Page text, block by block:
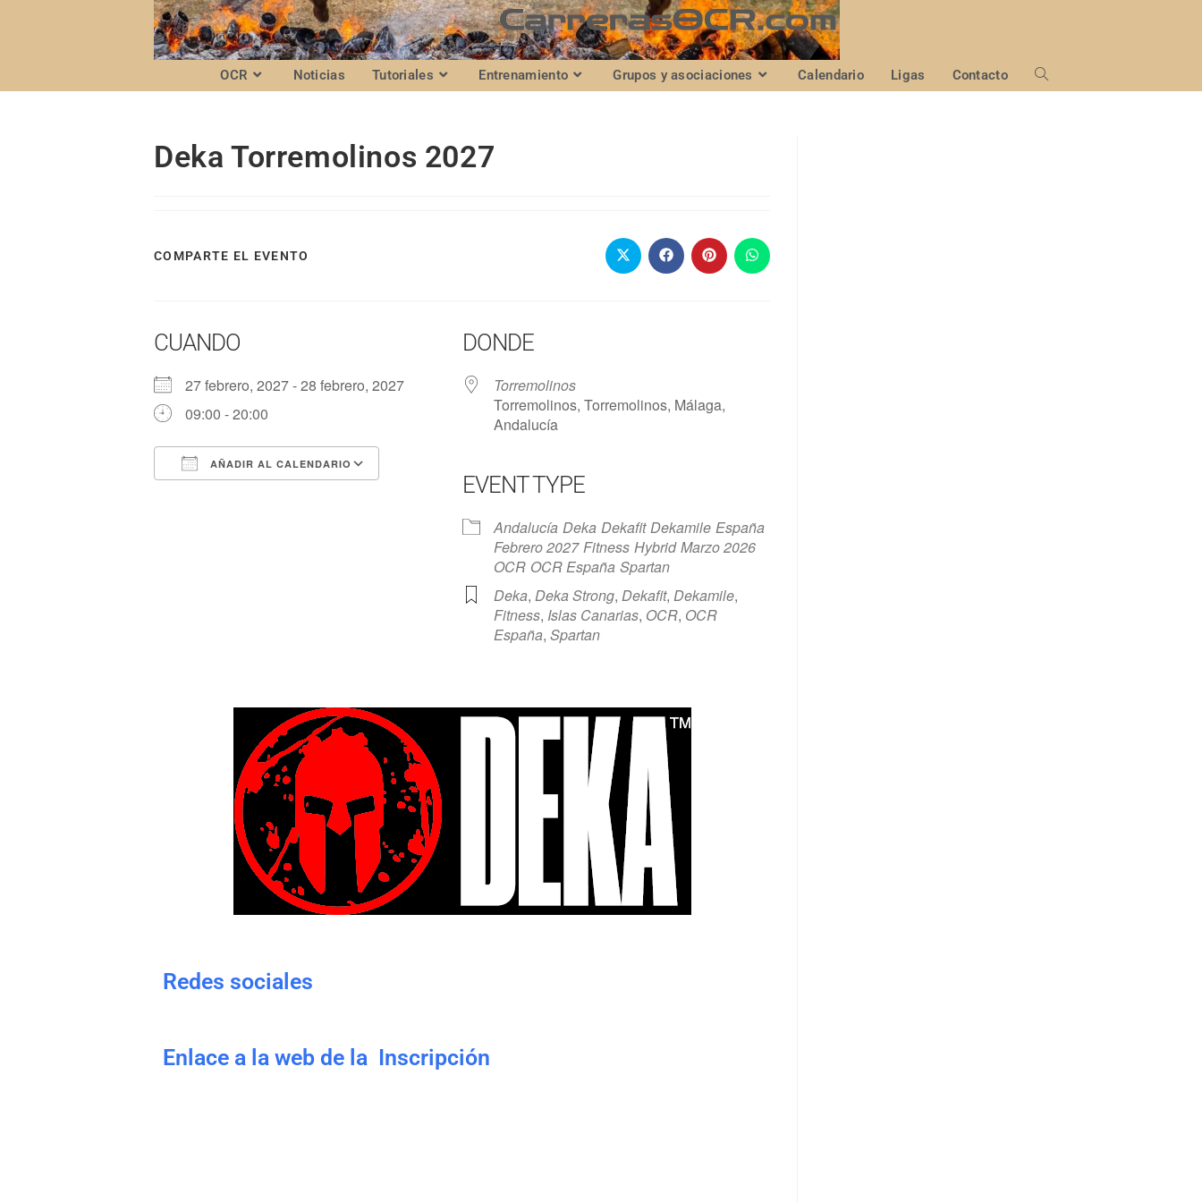
OCR Noticias Tutoriales Entrenamiento Grupos y asociaciones Calendario Ligas Contacto
Deka Torremolinos 2027
COMPARTE EL EVENTO
CUANDO
27 febrero, 2027 - 28 febrero, 2027
09:00 - 20:00
AÑADIR AL CALENDARIO
Google Calendar
DONDE
Torremolinos
Torremolinos, Torremolinos, Málaga,
Andalucía
EVENT TYPE
Andalucía Deka Dekafit Dekamile España
Febrero 2027 Fitness Hybrid Marzo 2026
OCR OCR España Spartan
Deka, Deka Strong, Dekafit, Dekamile,
Fitness, Islas Canarias, OCR, OCR
España, Spartan
Redes sociales
Enlace a la web de la Inscripción